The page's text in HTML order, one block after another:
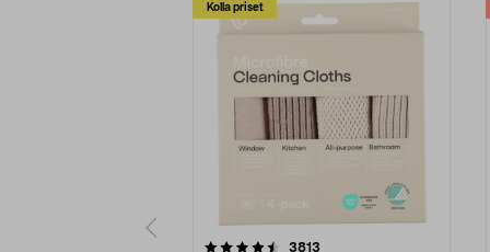
Kolla priset
3813
4.0av 5 stjärnor